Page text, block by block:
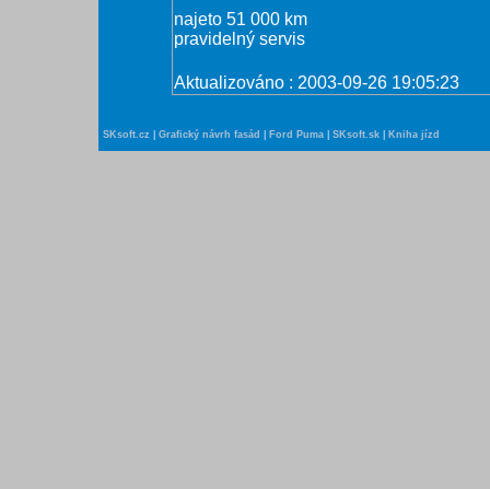
najeto 51 000 km
pravidelný servis
Aktualizováno : 2003-09-26 19:05:23
SKsoft.cz Grafický návrh fasád Ford Puma SKsoft.sk Kniha jízd